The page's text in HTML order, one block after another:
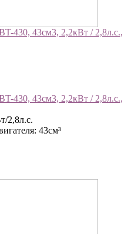
430, 43см3, 2,2кВт / 2,8л.с.,
430, 43см3, 2,2кВт / 2,8л.с.,
2,8л.с.
43см³